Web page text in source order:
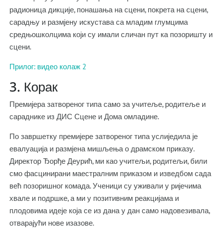
радионица дикције, понашања на сцени, покрета на сцени,
сарадњу и размјену искустава са младим глумцима
средњошколцима који су имали сличан пут ка позоришту и
сцени.
Прилог: видео колаж 2
3. Корак
Премијера затвореног типа само за учитеље, родитеље и
сараднике из ДИС Сцене и Дома омладине.
По завршетку премијере затвореног типа услиједила је
евалуација и размјена мишљења о драмском приказу.
Директор Ђорђе Деурић, ми као учитељи, родитељи, били
смо фасцинирани маестралним приказом и изведбом сада
већ позоришног комада. Ученици су уживали у ријечима
хвале и подршке, а ми у позитивним реакцијама и
плодовима идеје која се из дана у дан само надовезивала,
отварајући нове изазове.